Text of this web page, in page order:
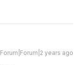
Forum|Forum|2 years ago